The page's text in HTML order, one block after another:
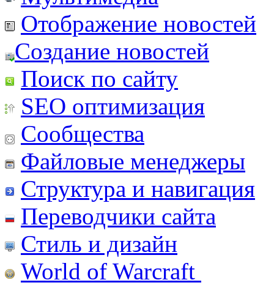
Отображение новостей
Создание новостей
Поиск по сайту
SEO оптимизация
Сообщества
Файловые менеджеры
Структура и навигация
Переводчики сайта
Стиль и дизайн
World of Warcraft